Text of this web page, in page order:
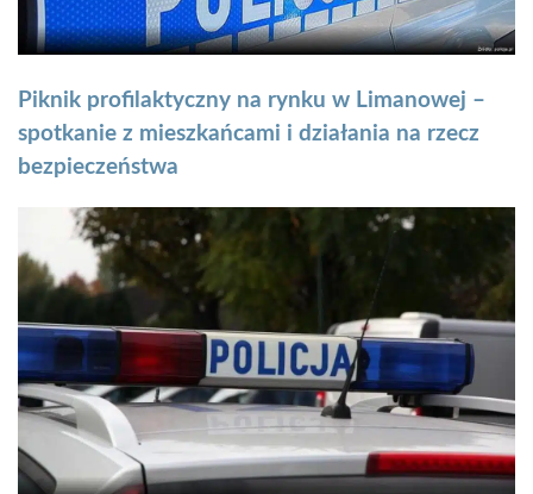
Piknik profilaktyczny na rynku w Limanowej –
spotkanie z mieszkańcami i działania na rzecz
bezpieczeństwa